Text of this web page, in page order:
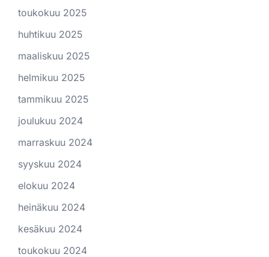
toukokuu 2025
huhtikuu 2025
maaliskuu 2025
helmikuu 2025
tammikuu 2025
joulukuu 2024
marraskuu 2024
syyskuu 2024
elokuu 2024
heinäkuu 2024
kesäkuu 2024
toukokuu 2024